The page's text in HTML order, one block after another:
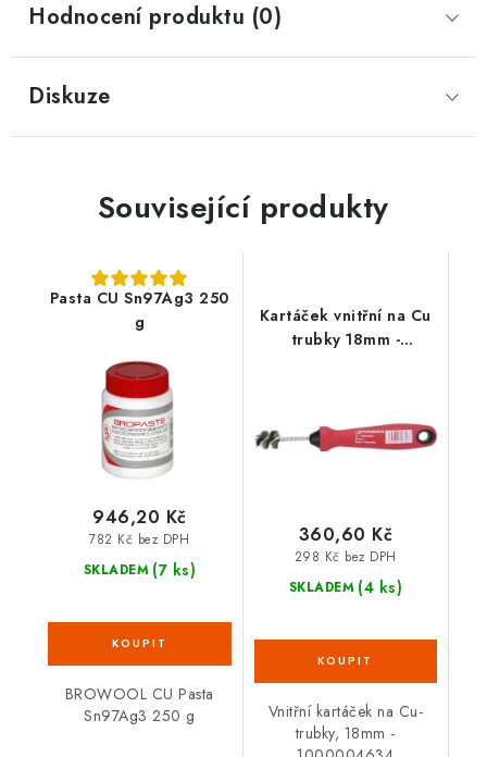
Hodnocení produktu (0)
Diskuze
Související produkty
Pasta CU Sn97Ag3 250
g
SKLADEM (7 ks)
782 Kč bez DPH
946,20 Kč
BROWOOL CU Pasta
Sn97Ag3 250 g
Kartáček vnitřní na Cu
trubky 18mm -
SKLADEM (4 ks)
298 Kč bez DPH
360,60 Kč
Vnitřní kartáček na Cu-
trubky, 18mm -